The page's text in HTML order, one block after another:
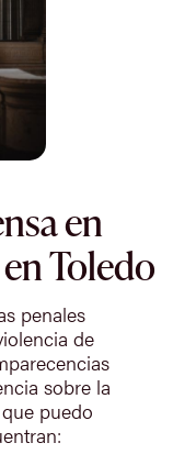
en
Toledo
penales
de
sobre la
puedo